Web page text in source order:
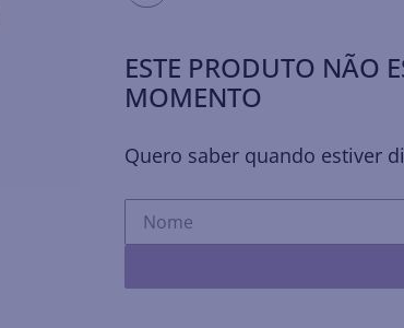
ESTE PRODUTO NÃO
MOMENTO
Quero saber quando estiver